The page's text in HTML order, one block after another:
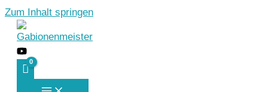
Zum Inhalt springen